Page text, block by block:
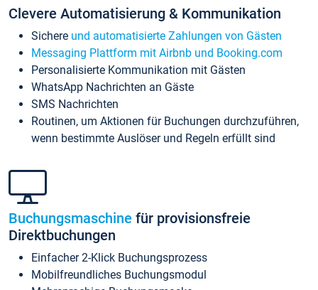
Clevere Automatisierung & Kommunikation
Sichere und automatisierte Zahlungen von Gästen
Messaging Plattform mit Airbnb und Booking.com
Personalisierte Kommunikation mit Gästen
WhatsApp Nachrichten an Gäste
SMS Nachrichten
Routinen, um Aktionen für Buchungen durchzuführen,
wenn bestimmte Auslöser und Regeln erfüllt sind
Buchungsmaschine für provisionsfreie
Direktbuchungen
Einfacher 2-Klick Buchungsprozess
Mobilfreundliches Buchungsmodul